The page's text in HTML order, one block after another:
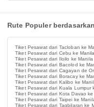
Rute Populer
Tiket Pesawat dari Tacloban ke
Tiket Pesawat dari Cebu ke Manila
Tiket Pesawat dari Iloilo ke Manila
Tiket Pesawat dari Bacolod ke
Tiket Pesawat dari Cagayan de
Tiket Pesawat dari Boracay ke
Tiket Pesawat dari Kalibo ke
Tiket Pesawat dari Kuala Lumpur
Tiket Pesawat dari Kota Davao ke
Tiket Pesawat dari Taipei ke
Tiket Pesawat dari Tagbilaran ke